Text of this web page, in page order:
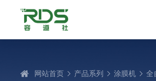
网站首页 产品系列 涂膜机 全